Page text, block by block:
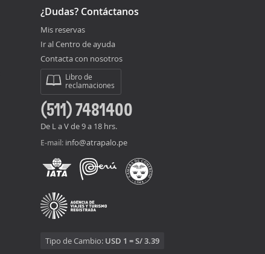
¿Dudas? Contáctanos
Mis reservas
Ir al Centro de ayuda
Contacta con nosotros
Libro de
reclamaciones
(511) 7481400
De L a V de 9 a 18 hrs.
E-mail: info@atrapalo.pe
Tipo de Cambio: USD 1 = S/ 3.39